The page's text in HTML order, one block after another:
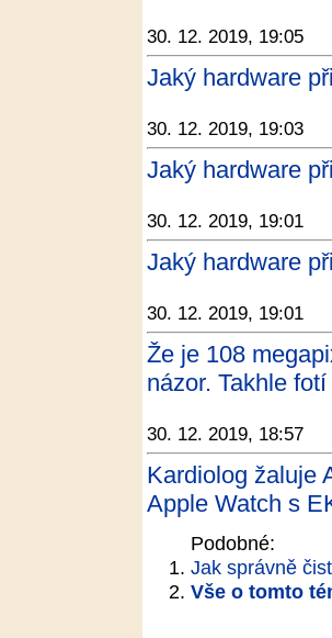
30. 12. 2019, 19:05
Jaký hardware
30. 12. 2019, 19:03
Jaký hardware
30. 12. 2019, 19:01
Jaký hardware
30. 12. 2019, 19:01
Že je 108
názor. Takhle
30. 12. 2019, 18:57
Kardiolog žaluje
Apple Watch s
Podobné:
Jak správně
Vše o tomto